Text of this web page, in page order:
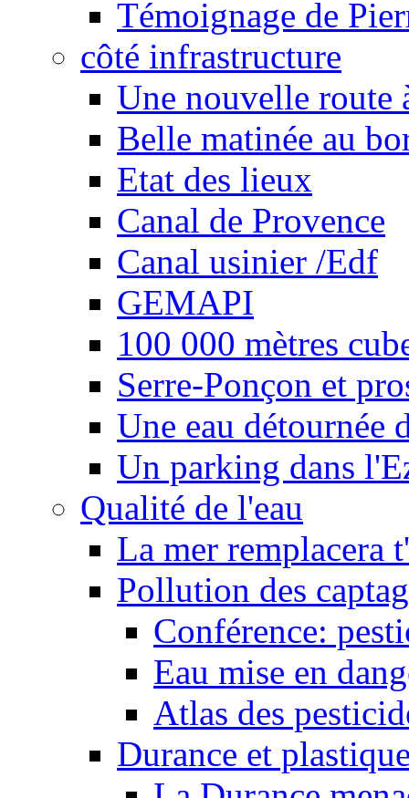
Témoignage de
côté infrastructure
Une nouvelle route
Belle matinée au
Etat des lieux
Canal de Provence
Canal usinier /Edf
GEMAPI
100 000 mètres
Serre-Ponçon et
Une eau détournée
Un parking dans
Qualité de l'eau
La mer remplacera
Pollution des
Conférence:
Eau mise en
Atlas des
Durance et